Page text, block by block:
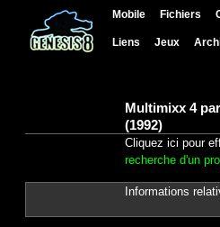
Mobile Fichiers
Liens Jeux
Multimixx 4
(1992)
Cliquez ici pour
recherche d'un
Informations